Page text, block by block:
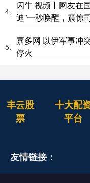
4、
闪牛 视频丨网友在
迪”一秒唤醒，震惊
5、
嘉多网 以伊军事冲
停火
丰云股
票
十大配
平台
友情链接：